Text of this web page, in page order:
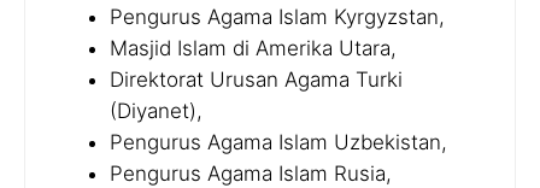
Pengurus Agama Islam Kyrgyzstan,
Masjid Islam di Amerika Utara,
Direktorat Urusan Agama Turki
(Diyanet),
Pengurus Agama Islam Uzbekistan,
Pengurus Agama Islam Rusia,